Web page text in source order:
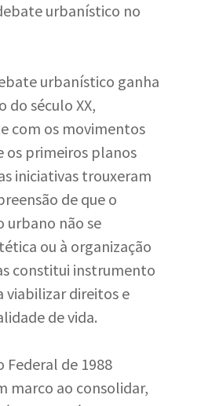
urbanístico no
urbanístico ganha
do século XX,
com os movimentos
os primeiros planos
iniciativas trouxeram
de que o
urbano não se
ou à organização
constitui instrumento
viabilizar direitos e
de vida.
Federal de 1988
marco ao consolidar,